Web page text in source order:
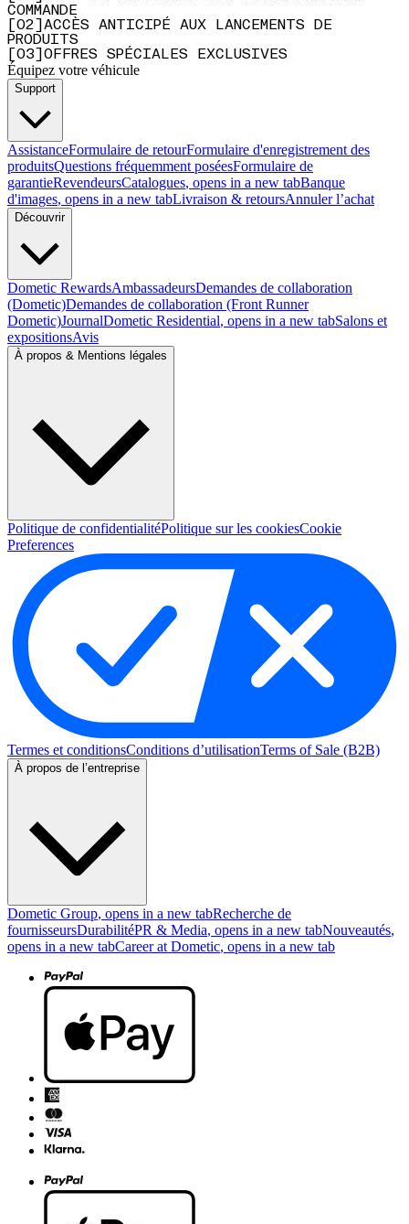
COMMANDE
02
ACCÈS ANTICIPÉ AUX LANCEMENTS DE
PRODUITS
03 OFFRES SPÉCIALES EXCLUSIVES
Équipez votre véhicule
Support
AssistanceFormulaire de retourFormulaire d'enregistrement des
produitsQuestions fréquemment poséesFormulaire de
garantieRevendeursCatalogues, opens in a new tabBanque
d'images, opens in a new tabLivraison & retoursAnnuler l’achat
Découvrir
Dometic RewardsAmbassadeursDemandes de collaboration
(Dometic)Demandes de collaboration (Front Runner
Dometic)JournalDometic Residential, opens in a new tabSalons et
expositionsAvis
À propos & Mentions légales
Politique de confidentialitéPolitique sur les cookiesCookie
Preferences
Termes et conditionsConditions d’utilisationTerms of Sale (B2B)
À propos de l’entreprise
Dometic Group, opens in a new tabRecherche de
fournisseursDurabilitéPR & Media, opens in a new tabNouveautés,
opens in a new tabCareer at Dometic, opens in a new tab